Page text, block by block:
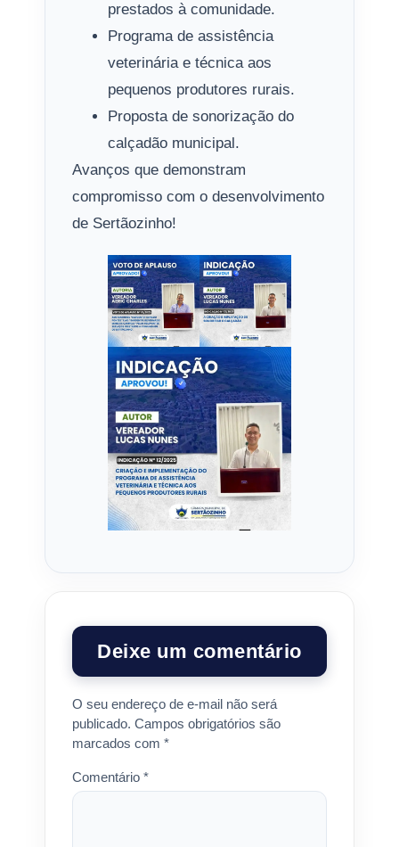
prestados à comunidade.
Programa de assistência
veterinária e técnica aos
pequenos produtores rurais.
Proposta de sonorização do
calçadão municipal.
Avanços que demonstram
compromisso com o desenvolvimento
de Sertãozinho!
Deixe um comentário
O seu endereço de e-mail não será
publicado. Campos obrigatórios são
marcados com *
Comentário *